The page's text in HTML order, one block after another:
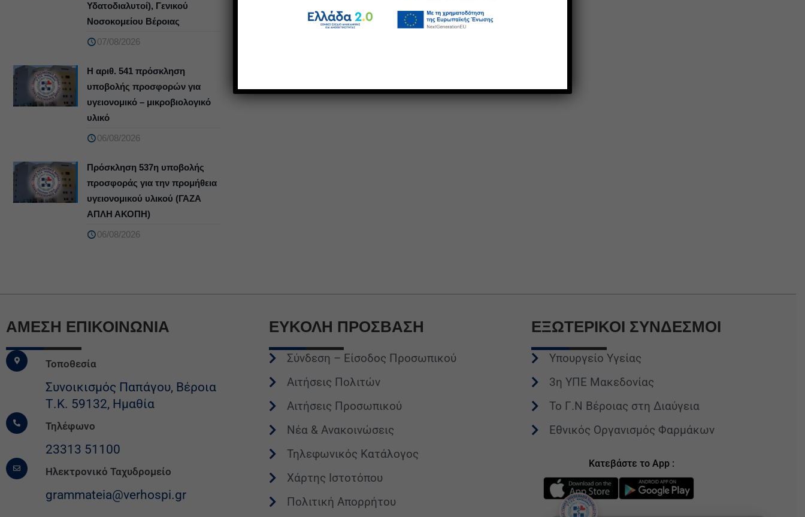
Υδατοδιαλυτοί), Γενικού
Νοσοκομείου Βέροιας
07/08/2026
Η αριθ. 541 πρόσκληση
υποβολής προσφορών για
υγειονομικό – μικροβιολογικό
υλικό
06/08/2026
Πρόσκληση 537η υποβολής
προσφοράς για την προμήθεια
υγειονομικού υλικού (ΓΑΖΑ
ΑΠΛΗ ΑΚΟΠΗ)
06/08/2026
ΆΜΕΣΗ ΕΠΙΚΟΙΝΩΝΙΑ
Τοποθεσία
Συνοικισμός Παπάγου, Βέροια
Τ.Κ. 59132, Ημαθία
Τηλέφωνο
23313 51100
Ηλεκτρονικό Ταχυδρομείο
grammateia@verhospi.gr
ΕΥΚΟΛΗ ΠΡΟΣΒΑΣΗ
Σύνδεση – Είσοδος Προσωπικού
Αιτήσεις Πολιτών
Αιτήσεις Προσωπικού
Νέα & Ανακοινώσεις
Τηλεφωνικός Κατάλογος
Χάρτης Ιστοτόπου
Πολιτική Απορρήτου
ΕΞΩΤΕΡΙΚΟΙ ΣΥΝΔΕΣΜΟΙ
Υπουργείο Υγείας
3η ΥΠΕ Μακεδονίας
Το Γ.Ν Βέροιας στη Διαύγεια
Εθνικός Οργανισμός Φαρμάκων
Κατεβάστε το App :